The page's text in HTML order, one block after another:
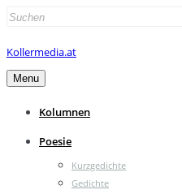
Search
Kollermedia.at
Menu
Kolumnen
Poesie
Kurzgedichte
Gedichte